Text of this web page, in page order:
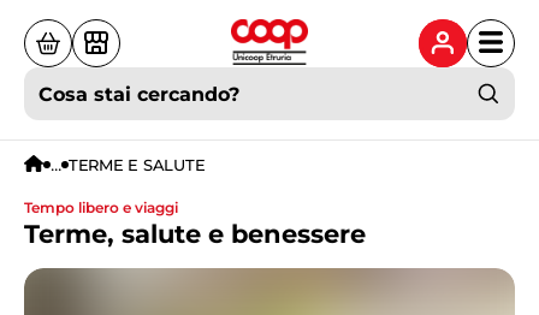
Cosa stai cercando?
... TERME E SALUTE
tempo libero e viaggi
Terme, salute e benessere